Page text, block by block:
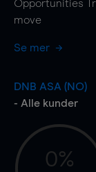
Opportunities
move
Se mer
DNB ASA (NO)
- Alle kunder
0%